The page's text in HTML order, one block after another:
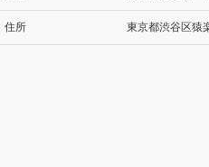
住所 東京都渋谷区猿